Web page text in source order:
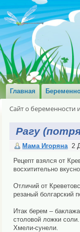
Главная
Сайт о беременности
Рагу
Мама Игоряна 2
Рецепт взялся от
восхитительно
Отличий от
резаный болгарский
Итак берем –
столовой ложки
Хмели-сунели.